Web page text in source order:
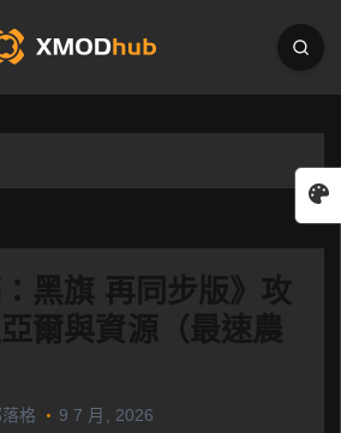
：黑旗 再同步版》攻
爾與資源（最速農
落格 9 7 月, 2026